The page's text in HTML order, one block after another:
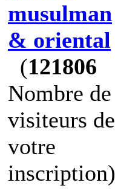
musulman
& oriental
(121806
Nombre de
visiteurs de
votre
inscription)